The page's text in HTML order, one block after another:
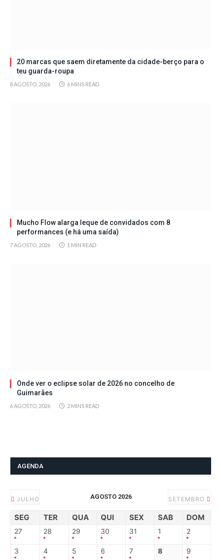
20 marcas que saem diretamente da cidade-berço para o
teu guarda-roupa
8 AGOSTO, 2026 6 MINS READ
Mucho Flow alarga leque de convidados com 8
performances (e há uma saída)
7 AGOSTO, 2026 1 MIN READ
Onde ver o eclipse solar de 2026 no concelho de
Guimarães
6 AGOSTO, 2026 2 MINS READ
AGENDA
JULHO AGOSTO 2026 SETEMBRO
SEG TER QUA QUI SEX SAB DOM
27 28 29 30 31 1 2
3 4 5 6 7 8 9